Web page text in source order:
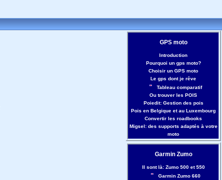
GPS moto
Introduction
Pourquoi un gps moto?
Choisir un GPS moto
Le gps dont je rêve
Tableau comparatif
Ou trouver les POIS
Poiedit: Gestion des pois
Pois en Belgique et au Luxembourg
Convertir les roadbooks
Migsel: des supports adaptés à votre
moto
Garmin Zumo
Il sont là: Zumo 500 et 550
Garmin Zumo 660